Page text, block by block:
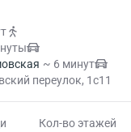
~ 6 минут
переулок, 1с11
Кол-во этажей